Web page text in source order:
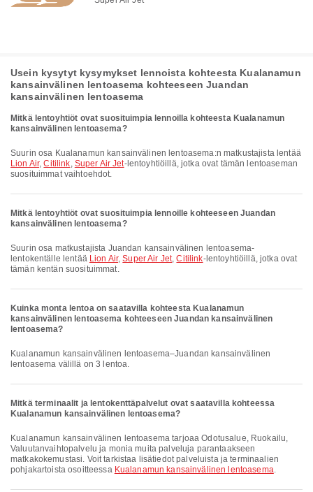
Usein kysytyt kysymykset lennoista kohteesta Kualanamun
kansainvälinen lentoasema kohteeseen Juandan
kansainvälinen lentoasema
Mitkä lentoyhtiöt ovat suosituimpia lennoilla kohteesta Kualanamun
kansainvälinen lentoasema?
Suurin osa Kualanamun kansainvälinen lentoasema:n matkustajista lentää
Lion Air,Citilink, Super Air Jet-lentoyhtiöillä, jotka ovat tämän lentoaseman
suosituimmat vaihtoehdot.
Mitkä lentoyhtiöt ovat suosituimpia lennoille kohteeseen Juandan
kansainvälinen lentoasema?
Suurin osa matkustajista Juandan kansainvälinen lentoasema-
lentokentälle lentää Lion Air,Super Air Jet,Citilink-lentoyhtiöillä, jotka ovat
tämän kentän suosituimmat.
Kuinka monta lentoa on saatavilla kohteesta Kualanamun
kansainvälinen lentoasema kohteeseen Juandan kansainvälinen
lentoasema?
Kualanamun kansainvälinen lentoasema–Juandan kansainvälinen
lentoasema välillä on 3 lentoa.
Mitkä terminaalit ja lentokenttäpalvelut ovat saatavilla kohteessa
Kualanamun kansainvälinen lentoasema?
Kualanamun kansainvälinen lentoasema tarjoaa Odotusalue, Ruokailu,
Valuutanvaihtopalvelu ja monia muita palveluja parantaakseen
matkakokemustasi. Voit tarkistaa lisätiedot palveluista ja terminaalien
pohjakartoista osoitteessa Kualanamun kansainvälinen lentoasema.